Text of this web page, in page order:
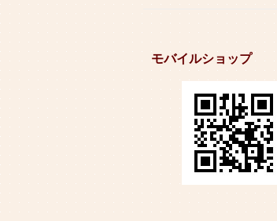
モバイルショップ